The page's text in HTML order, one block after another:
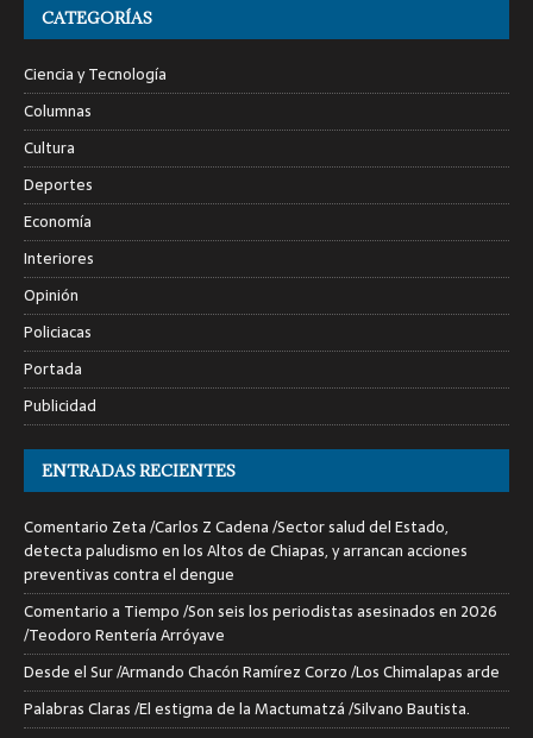
CATEGORÍAS
Ciencia y Tecnología
Columnas
Cultura
Deportes
Economía
Interiores
Opinión
Policiacas
Portada
Publicidad
ENTRADAS RECIENTES
Comentario Zeta /Carlos Z Cadena /Sector salud del Estado,
detecta paludismo en los Altos de Chiapas, y arrancan acciones
preventivas contra el dengue
Comentario a Tiempo /Son seis los periodistas asesinados en 2026
/Teodoro Rentería Arróyave
Desde el Sur /Armando Chacón Ramírez Corzo /Los Chimalapas arde
Palabras Claras /El estigma de la Mactumatzá /Silvano Bautista.